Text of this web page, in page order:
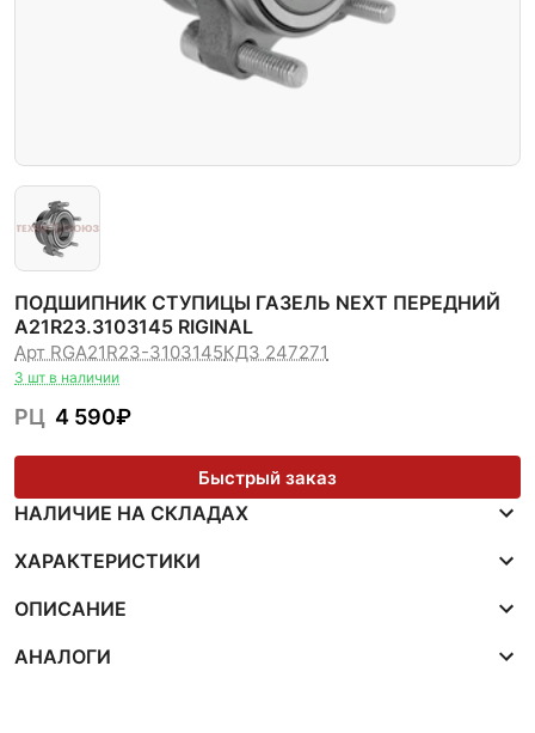
ПОДШИПНИК СТУПИЦЫ ГАЗЕЛЬ NEXT ПЕРЕДНИЙ
А21R23.3103145 RIGINAL
Арт RGА21R23-3103145КДЗ 247271
3 шт в наличии
РЦ 4 590₽
Быстрый заказ
НАЛИЧИЕ НА СКЛАДАХ
ХАРАКТЕРИСТИКИ
ОПИСАНИЕ
АНАЛОГИ